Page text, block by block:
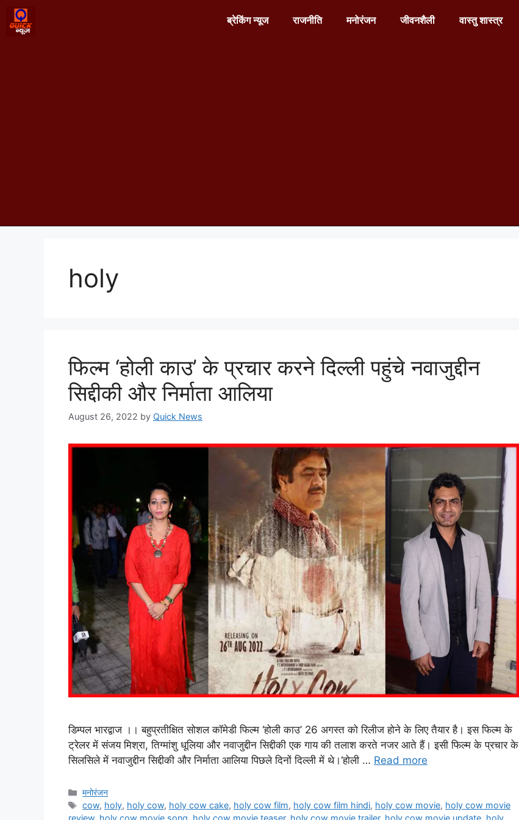
ब्रेकिंग न्यूज राजनीति मनोरंजन जीवनशैली वास्तु शास्त्र
holy
फिल्म ‘होली काउ’ के प्रचार करने दिल्ली पहुंचे नवाजुद्दीन
सिद्दीकी और निर्माता आलिया
August 26, 2022 by Quick News
डिम्पल भारद्वाज ।। बहुप्रतीक्षित सोशल कॉमेडी फिल्म ‘होली काउ’ 26 अगस्त को रिलीज होने के लिए तैयार है। इस फिल्म के
ट्रेलर में संजय मिश्रा, तिग्मांशु धूलिया और नवाजुद्दीन सिद्दीकी एक गाय की तलाश करते नजर आते हैं। इसी फिल्म के प्रचार के
सिलसिले में नवाजुद्दीन सिद्दीकी और निर्माता आलिया पिछले दिनों दिल्ली में थे।‘होली … Read more
मनोरंजन
cow, holy, holy cow, holy cow cake, holy cow film, holy cow film hindi, holy cow movie, holy cow movie